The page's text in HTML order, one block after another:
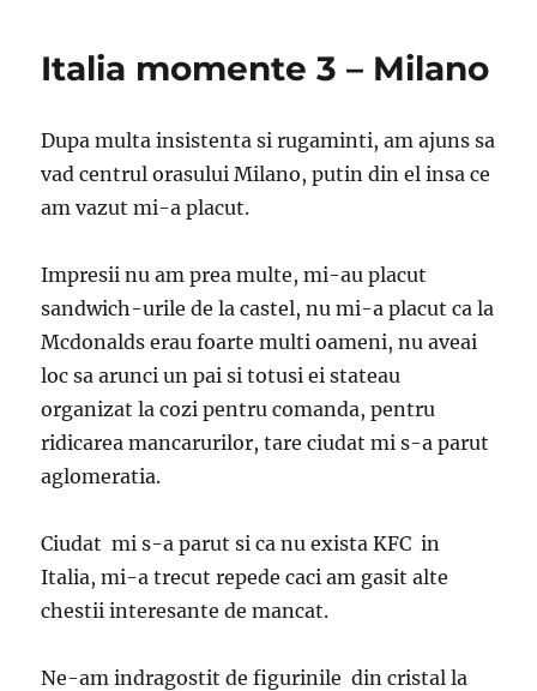
Italia momente 3 – Milano
Dupa multa insistenta si rugaminti, am ajuns sa
vad centrul orasului Milano, putin din el insa ce
am vazut mi-a placut.
Impresii nu am prea multe, mi-au placut
sandwich-urile de la castel, nu mi-a placut ca la
Mcdonalds erau foarte multi oameni, nu aveai
loc sa arunci un pai si totusi ei stateau
organizat la cozi pentru comanda, pentru
ridicarea mancarurilor, tare ciudat mi s-a parut
aglomeratia.
Ciudat mi s-a parut si ca nu exista KFC in
Italia, mi-a trecut repede caci am gasit alte
chestii interesante de mancat.
Ne-am indragostit de figurinile din cristal la